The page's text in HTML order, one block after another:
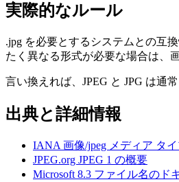
実際的なルール
.jpg を必要とするシステムとの互
たく異なる形式が必要な場合は、
言い換えれば、JPEG と JPG は通
出典と詳細情報
IANA 画像/jpeg メディア タ
JPEG.org JPEG 1 の概要
Microsoft 8.3 ファイル名のド